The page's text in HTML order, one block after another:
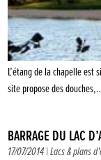
L’étang de la chapelle
site propose des
BARRAGE DU LAC
17/07/2014 |Lacs & plans